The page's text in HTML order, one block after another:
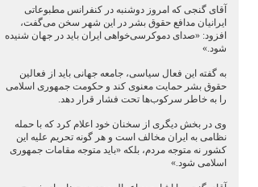
آقای گنجی که امروز دوشنبه در کنفرانس مطبوعاتی
ایرانیان مدافع حقوق بشر در این شهر سخن می‌گفت،
افزود: «صدای دموکرسی‌خواهی ایران باید در جهان شنیده
شود.»
به گفته این فعال سیاسی، جامعه جهانی باید از فعالین
حقوق بشر حمایت معنوی کند و حکومت جمهوری اسلامی
را به خاطر سرکوب‌ها تحت فشار قرار دهد.
وی در بخش دیگری از سخنان خود اعلام کرد که با حمله
نظامی به ایران مخالف است و هر گونه تحریم‌ علیه این
کشور نه متوجه مردم، بلکه «باید متوجه مقامات جمهوری
اسلامی شود.»